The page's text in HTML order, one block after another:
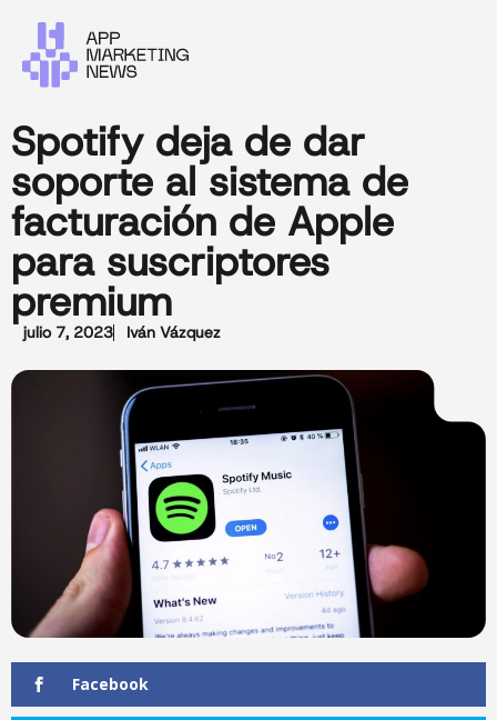
Spotify deja de dar
soporte al sistema de
facturación de Apple
para suscriptores
premium
julio 7, 2023 Iván Vázquez
Facebook